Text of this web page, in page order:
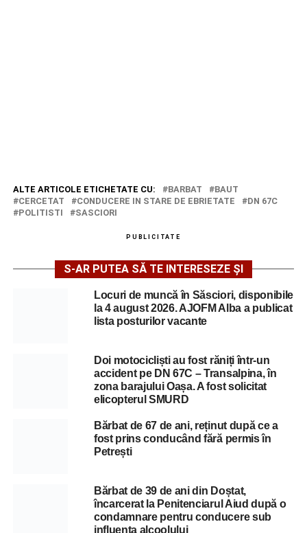
ALTE ARTICOLE ETICHETATE CU: BARBAT
BAUT
CERCETAT
CONDUCERE IN STARE DE EBRIETATE
DN 67C
POLITISTI
SASCIORI
PUBLICITATE
S-AR PUTEA SĂ TE INTERESEZE ȘI
Locuri de muncă în Săsciori, disponibile
la 4 august 2026. AJOFM Alba a publicat
lista posturilor vacante
Doi motocicliști au fost răniți într-un
accident pe DN 67C – Transalpina, în
zona barajului Oașa. A fost solicitat
elicopterul SMURD
Bărbat de 67 de ani, reținut după ce a
fost prins conducând fără permis în
Petrești
Bărbat de 39 de ani din Doștat,
încarcerat la Penitenciarul Aiud după o
condamnare pentru conducere sub
influența alcoolului